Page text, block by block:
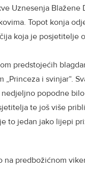
Uznesenja
Topot konja
koja je posjetitelje
predstojećih
i svinjar“.
popodne
te još više
to jedan jako lijepi
na predbožićnom